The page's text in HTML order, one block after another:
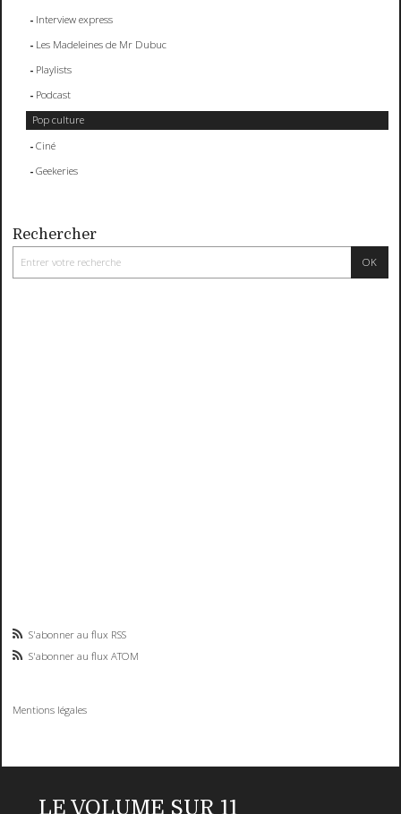
Interview express
Les Madeleines de Mr Dubuc
Playlists
Podcast
Pop culture
Ciné
Geekeries
Rechercher
S'abonner au flux RSS
S'abonner au flux ATOM
Mentions légales
LE VOLUME SUR 11